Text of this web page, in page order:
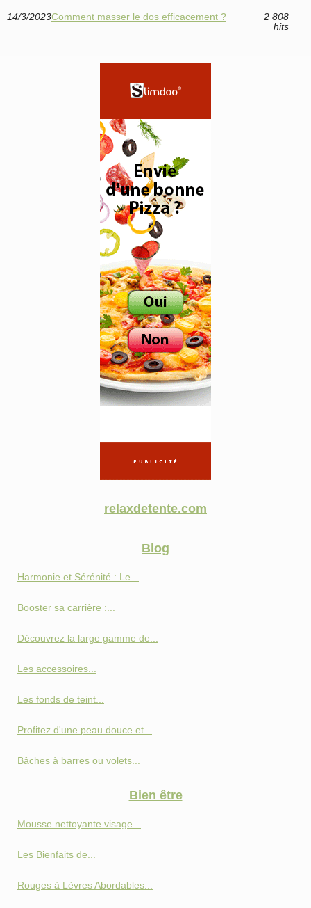
14/3/2023Comment masser le dos efficacement ?
2 808
hits
relaxdetente.com
Blog
Harmonie et Sérénité : Le...
Booster sa carrière :...
Découvrez la large gamme de...
Les accessoires...
Les fonds de teint...
Profitez d'une peau douce et...
Bâches à barres ou volets...
Bien être
Mousse nettoyante visage...
Les Bienfaits de...
Rouges à Lèvres Abordables...